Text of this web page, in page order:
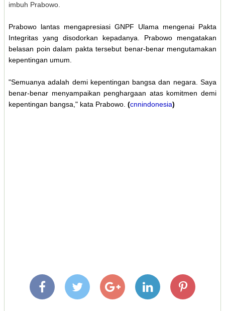
imbuh Prabowo.
Prabowo lantas mengapresiasi GNPF Ulama mengenai Pakta
Integritas yang disodorkan kepadanya. Prabowo mengatakan
belasan poin dalam pakta tersebut benar-benar mengutamakan
kepentingan umum.
"Semuanya adalah demi kepentingan bangsa dan negara. Saya
benar-benar menyampaikan penghargaan atas komitmen demi
kepentingan bangsa," kata Prabowo. (cnnindonesia)